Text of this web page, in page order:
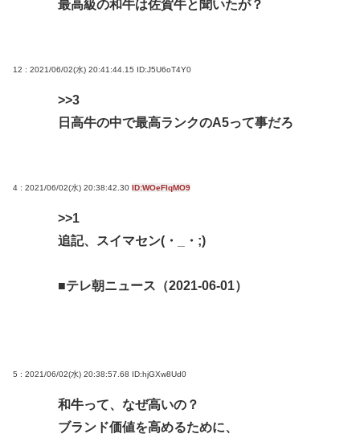
最高級の和牛は佐賀牛と聞いたが？
12 : 2021/06/02(水) 20:41:44.15 ID:J5U6oT4Y0
>>3
日高牛の中で最高ランクのA5って事だろ
4 : 2021/06/02(水) 20:38:42.30 ID:WOeFlqMO9
>>1
追記、スイマセン(・_・;)
■テレ朝ニュース（2021-06-01）
5 : 2021/06/02(水) 20:38:57.68 ID:hjGXw8Ud0
和牛って、なぜ高いの？
ブランド価値を高めるために、